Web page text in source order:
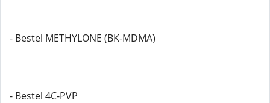
- Bestel METHYLONE (BK-MDMA)
- Bestel 4C-PVP